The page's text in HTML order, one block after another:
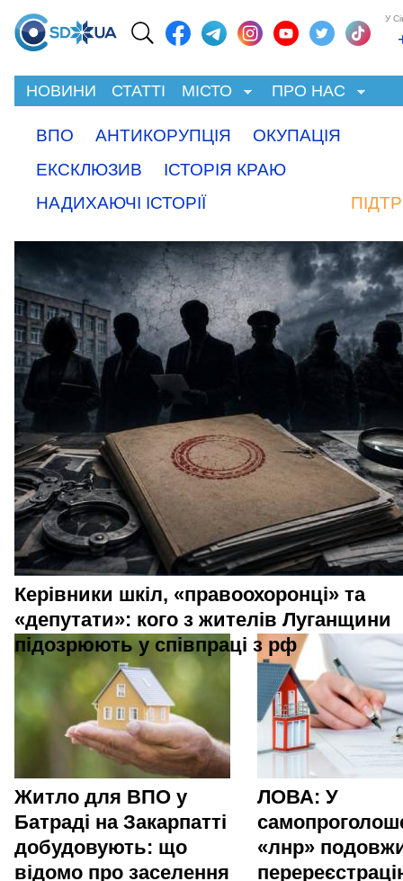
У
НОВИНИ СТАТТІ МІСТО ПРО НАС
ВПО АНТИКОРУПЦІЯ
ОКУПАЦІЯ
ЕКСКЛЮЗИВ
ІСТОРІЯ КРАЮ
НАДИХАЮЧІ ІСТОРІЇ
Керівники шкіл, «правоохоронці» та
«депутати»: кого з жителів Луганщини
підозрюють у співпраці з рф
Житло для ВПО у
Батраді на Закарпатті
добудовують: що
відомо про заселення
ЛОВА: У
«лнр»